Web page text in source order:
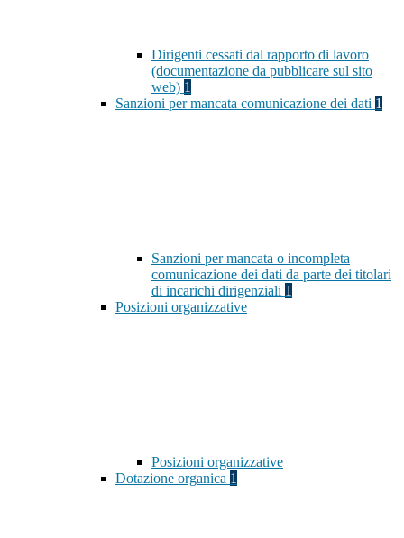
Dirigenti cessati dal rapporto di lavoro
(documentazione da pubblicare sul sito
web) 1
Sanzioni per mancata comunicazione dei dati 1
Sanzioni per mancata o incompleta
comunicazione dei dati da parte dei titolari
di incarichi dirigenziali 1
Posizioni organizzative
Posizioni organizzative
Dotazione organica 1